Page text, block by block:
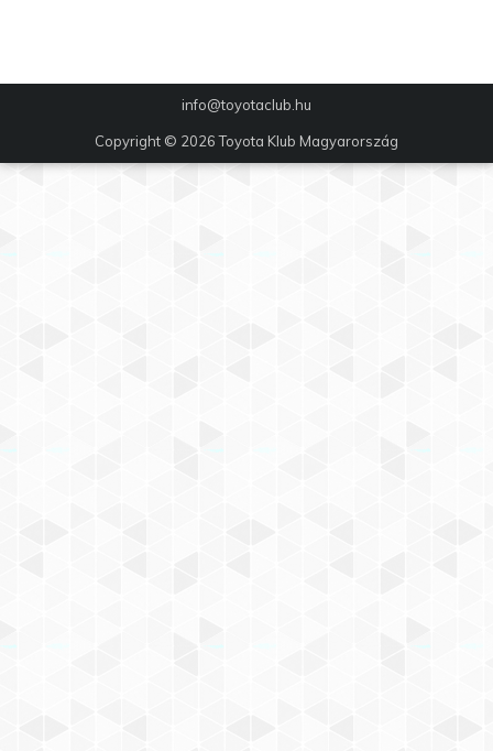
info@toyotaclub.hu
Copyright © 2026Toyota Klub Magyarország